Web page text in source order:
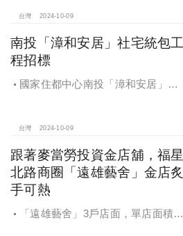
台灣 2024-10-09
南投「漳和安居」社宅統包工
程招標
國家住都中心南投「漳和安居」社
台灣 2024-10-09
跟著麥當勞投資金店舖，福星
北路商圈「遠雄藝舍」金店炙
手可熱
「遠雄藝舍」3戶店面，單店面積在